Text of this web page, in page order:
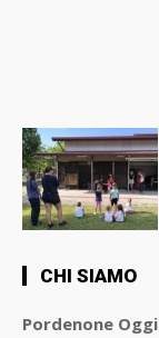
CHI SIAMO
Pordenone Oggi